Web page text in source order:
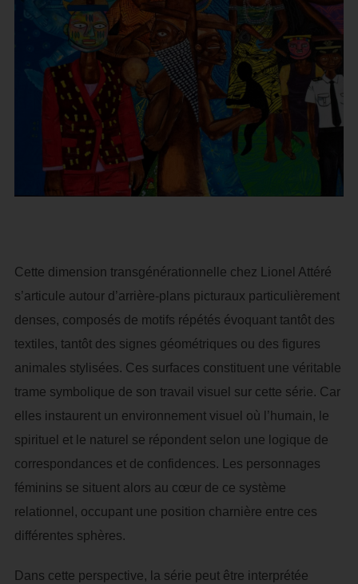
Cette dimension transgénérationnelle chez Lionel Attéré
s’articule autour d’arrière-plans picturaux particulièrement
denses, composés de motifs répétés évoquant tantôt des
textiles, tantôt des signes géométriques ou des figures
animales stylisées. Ces surfaces constituent une véritable
trame symbolique de son travail visuel sur cette série. Car
elles instaurent un environnement visuel où l’humain, le
spirituel et le naturel se répondent selon une logique de
correspondances et de confidences. Les personnages
féminins se situent alors au cœur de ce système
relationnel, occupant une position charnière entre ces
différentes sphères.
Dans cette perspective, la série peut être interprétée